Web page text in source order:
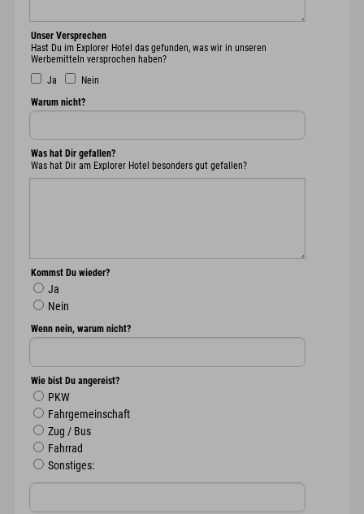
Unser Versprechen
Hast Du im Explorer Hotel das gefunden, was wir in unseren
Werbemitteln versprochen haben?
Ja
Nein
Warum nicht?
Was hat Dir gefallen?
Was hat Dir am Explorer Hotel besonders gut gefallen?
Kommst Du wieder?
Ja
Nein
Wenn nein, warum nicht?
Wie bist Du angereist?
PKW
Fahrgemeinschaft
Zug / Bus
Fahrrad
Sonstiges: